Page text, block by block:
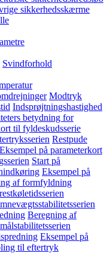
sikkerhedsskærme
Svindforhold
Modtryk
Indsprøjtningshastighed
betydning for
til fyldeskudsserie
Restpude
Eksempel på parameterkort
Start på
Eksempel på
af formfyldning
Beregning af
Eksempel på
til eftertryk